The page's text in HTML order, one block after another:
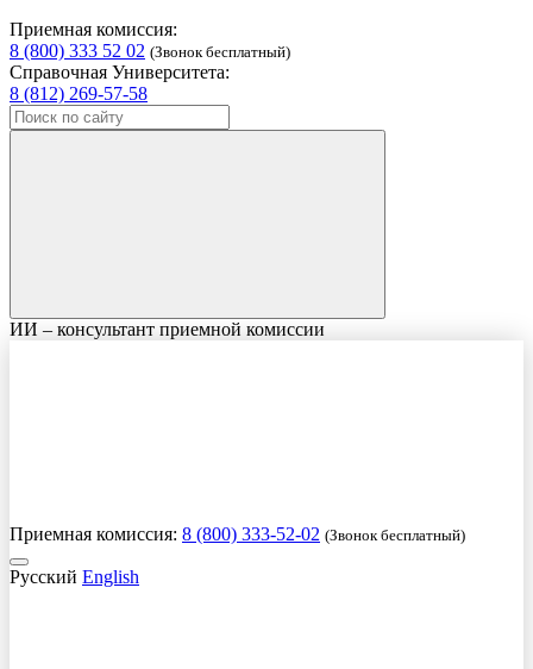
Приемная комиссия:
8 (800) 333 52 02 (Звонок бесплатный)
Справочная Университета:
8 (812) 269-57-58
ИИ – консультант приемной комиссии
Приемная комиссия: 8 (800) 333-52-02 (Звонок бесплатный)
Русский English